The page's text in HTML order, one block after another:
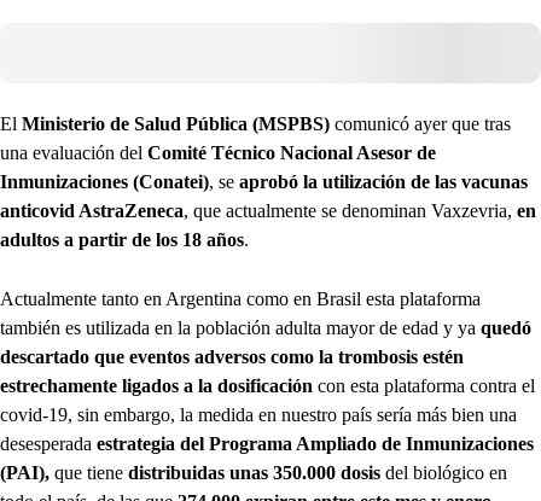
El Ministerio de Salud Pública (MSPBS) comunicó ayer que tras
una evaluación del Comité Técnico Nacional Asesor de
Inmunizaciones (Conatei), se aprobó la utilización de las vacunas
anticovid AstraZeneca, que actualmente se denominan Vaxzevria, en
adultos a partir de los 18 años.
Actualmente tanto en Argentina como en Brasil esta plataforma
también es utilizada en la población adulta mayor de edad y ya quedó
descartado que eventos adversos como la trombosis estén
estrechamente ligados a la dosificación con esta plataforma contra el
covid-19, sin embargo, la medida en nuestro país sería más bien una
desesperada estrategia del Programa Ampliado de Inmunizaciones
(PAI), que tiene distribuidas unas 350.000 dosis del biológico en